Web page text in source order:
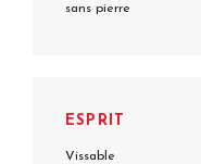
sans pierre
ESPRIT
Vissable